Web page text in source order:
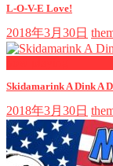
L-O-V-E Love!
2018年3月30日
Skidamarink A Dink A
2018年3月30日